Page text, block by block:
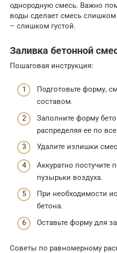
однородную смесь. Важно
воды сделает смесь
– слишком густой.
Заливка бетонной
Пошаговая инструкция:
Подготовьте форму,
составом.
Заполните форму
распределяя ее по
Удалите излишки
Аккуратно постучите
пузырьки воздуха.
При необходимости
бетона.
Оставьте форму для
Советы по равномерному